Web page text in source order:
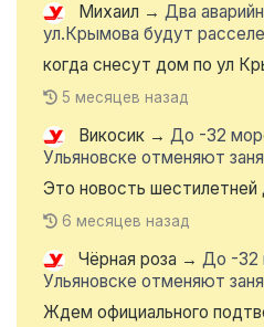
Михаил → Два
ул.Крымова будут
когда снесут дом по ул
5 месяцев назад
Викосик → До -32
Ульяновске отменяют
Это новость шестилетней
6 месяцев назад
Чёрная роза → До -32
Ульяновске отменяют
Ждем официального